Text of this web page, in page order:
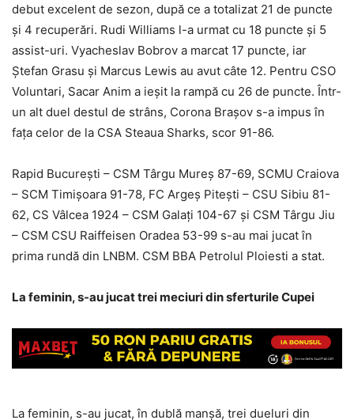
debut excelent de sezon, după ce a totalizat 21 de puncte
și 4 recuperări. Rudi Williams l-a urmat cu 18 puncte și 5
assist-uri. Vyacheslav Bobrov a marcat 17 puncte, iar
Ștefan Grasu și Marcus Lewis au avut câte 12. Pentru CSO
Voluntari, Sacar Anim a ieșit la rampă cu 26 de puncte. Într-
un alt duel destul de strâns, Corona Brașov s-a impus în
fața celor de la CSA Steaua Sharks, scor 91-86.
Rapid București – CSM Târgu Mureș 87-69, SCMU Craiova
– SCM Timișoara 91-78, FC Argeș Pitești – CSU Sibiu 81-
62, CS Vâlcea 1924 – CSM Galați 104-67 și CSM Târgu Jiu
– CSM CSU Raiffeisen Oradea 53-99 s-au mai jucat în
prima rundă din LNBM. CSM BBA Petrolul Ploiesti a stat.
La feminin, s-au jucat trei meciuri din sferturile Cupei
La feminin, s-au jucat, în dublă manșă, trei dueluri din